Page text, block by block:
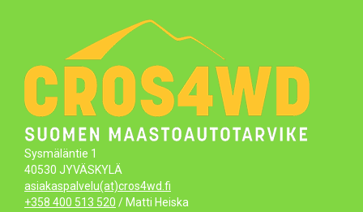
Sysmäläntie 1
40530 JYVÄSKYLÄ
asiakaspalvelu(at)cros4wd.fi
+358 400 513 520 / Matti Heiska